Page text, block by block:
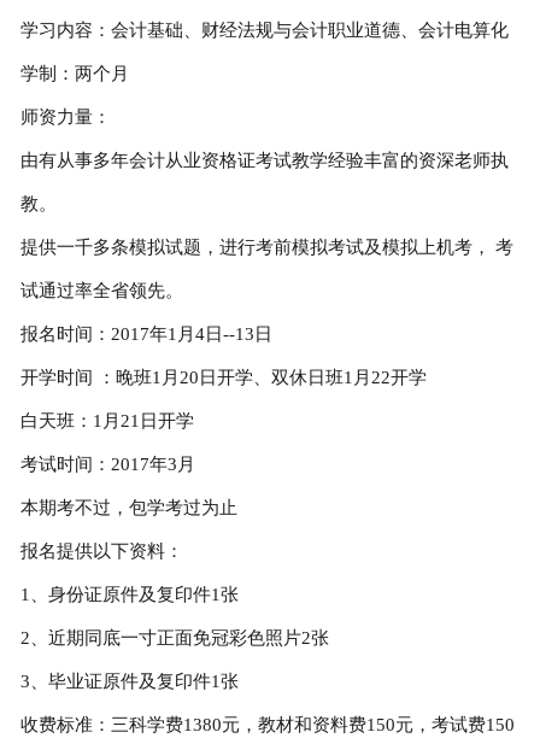
在线报名
学习内容：会计基础、财经法规与会计职业道德、会计电算化
学制：两个月
师资力量：
由有从事多年会计从业资格证考试教学经验丰富的资深老师执
教。
提供一千多条模拟试题，进行考前模拟考试及模拟上机考， 考
试通过率全省领先。
报名时间：2017年1月4日--13日
开学时间 ：晚班1月20日开学、双休日班1月22开学
白天班：1月21日开学
考试时间：2017年3月
本期考不过，包学考过为止
报名提供以下资料：
1、身份证原件及复印件1张
2、近期同底一寸正面免冠彩色照片2张
3、毕业证原件及复印件1张
收费标准：三科学费1380元，教材和资料费150元，考试费150